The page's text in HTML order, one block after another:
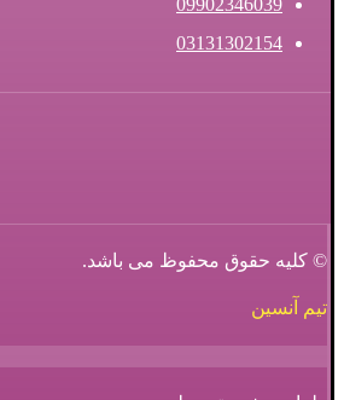
03131302154
© کلیه حقوق محفوظ می باشد.
تیم آنسین